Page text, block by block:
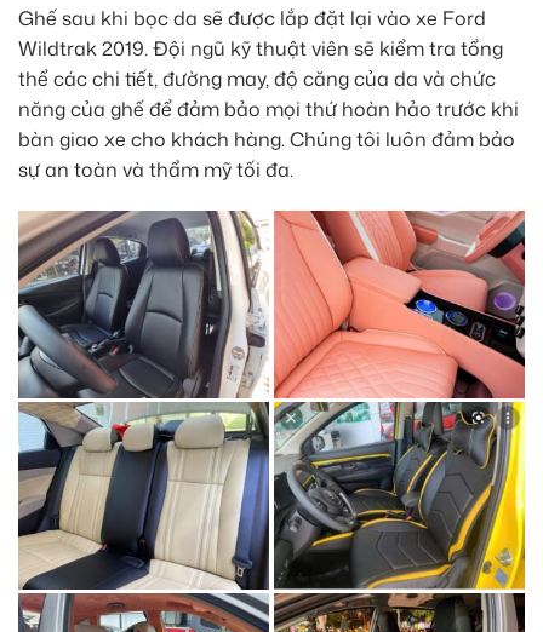
Ghế sau khi bọc da sẽ được lắp đặt lại vào xe Ford
Wildtrak 2019. Đội ngũ kỹ thuật viên sẽ kiểm tra tổng
thể các chi tiết, đường may, độ căng của da và chức
năng của ghế để đảm bảo mọi thứ hoàn hảo trước khi
bàn giao xe cho khách hàng. Chúng tôi luôn đảm bảo
sự an toàn và thẩm mỹ tối đa.